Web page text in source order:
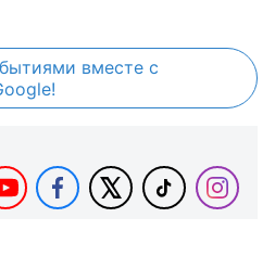
вместе с